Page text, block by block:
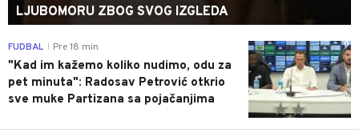
LJUBOMORU ZBOG SVOG IZGLEDA
0
FUDBAL Pre 18 min
"Kad im kažemo koliko nudimo, odu za
pet minuta": Radosav Petrović otkrio
sve muke Partizana sa pojačanjima